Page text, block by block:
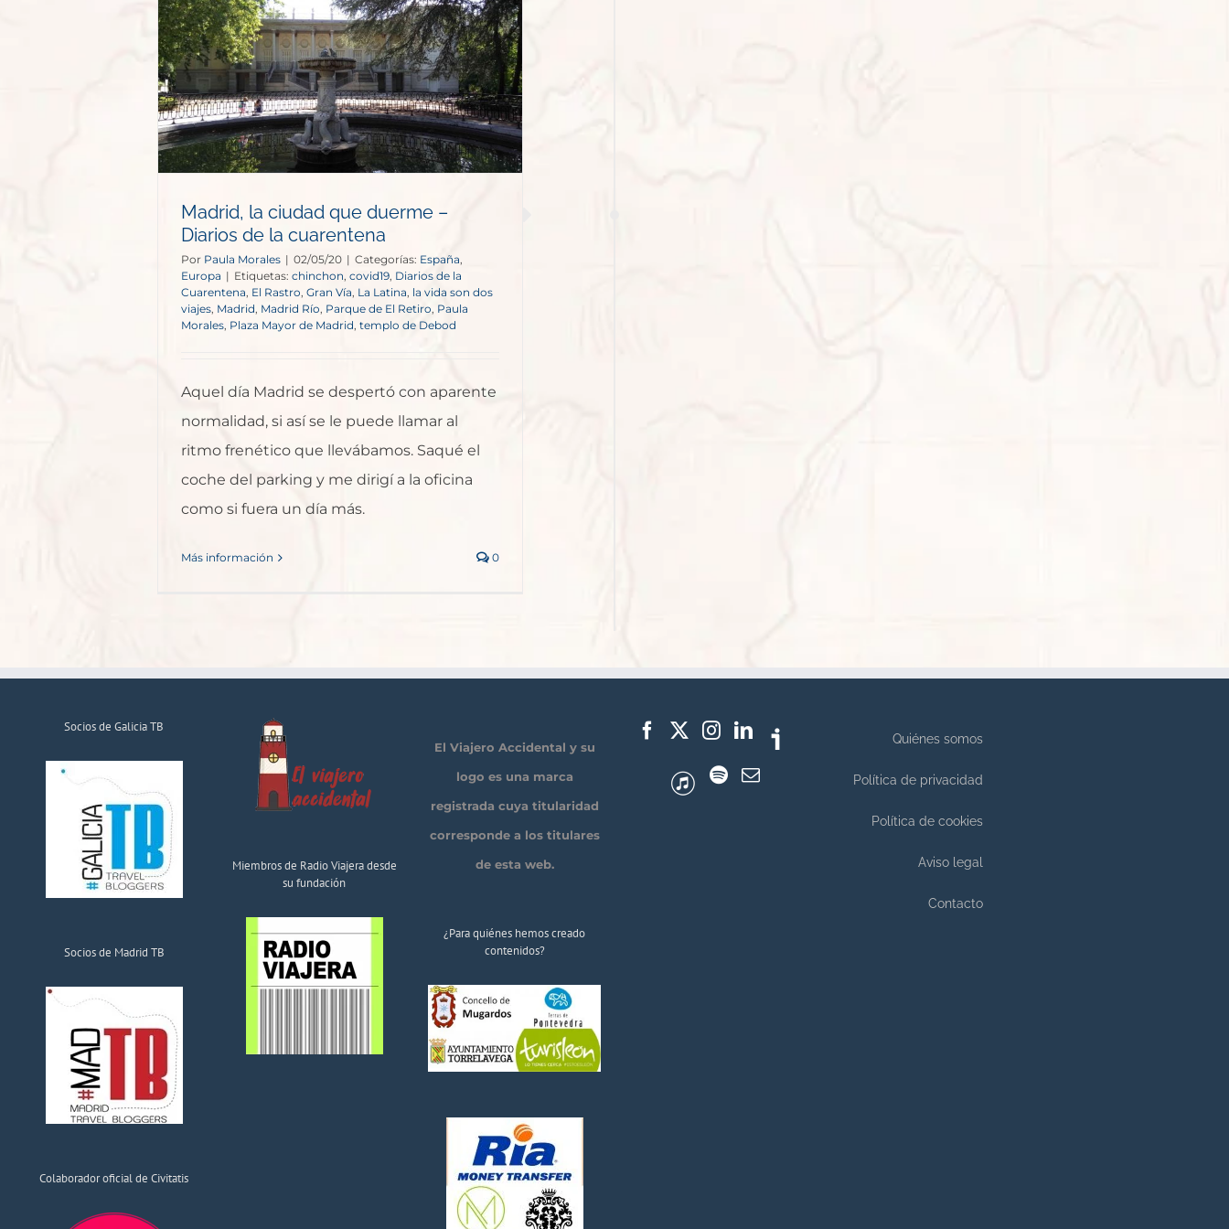
Madrid, la ciudad que duerme –
Diarios de la cuarentena
Por Paula Morales | 02/05/20 | Categorías: España,
Europa | Etiquetas: chinchon, covid19, Diarios de la
Cuarentena, El Rastro, Gran Vía, La Latina, la vida son dos
viajes, Madrid, Madrid Río, Parque de El Retiro, Paula
Morales, Plaza Mayor de Madrid, templo de Debod
Aquel día Madrid se despertó con aparente
normalidad, si así se le puede llamar al
ritmo frenético que llevábamos. Saqué el
coche del parking y me dirigí a la oficina
como si fuera un día más.
Más información 0
Socios de Galicia TB
Socios de Madrid TB
Colaborador oficial de Civitatis
Miembros de Radio Viajera desde
su fundación
El Viajero Accidental y su
logo es una marca
registrada cuya titularidad
corresponde a los titulares
de esta web.
¿Para quiénes hemos creado
contenidos?
Quiénes somos
Política de privacidad
Política de cookies
Aviso legal
Contacto